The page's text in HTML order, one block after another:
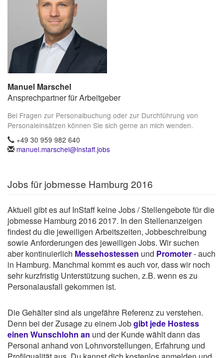
Manuel Marschel
Ansprechpartner für Arbeitgeber
Bei Fragen zur Personalbuchung oder zur Durchführung von
Personaleinsätzen können Sie sich gerne an mich wenden.
+49 30 959 982 640
manuel.marschel@instaff.jobs
Jobs für jobmesse Hamburg 2016
Aktuell gibt es auf InStaff keine Jobs / Stellengebote für die
jobmesse Hamburg 2016 2017. In den Stellenanzeigen
findest du die jeweiligen Arbeitszeiten, Jobbeschreibung
sowie Anforderungen des jeweiligen Jobs. Wir suchen
aber kontinuierlich Messehostessen und Promoter- auch
in Hamburg. Manchmal kommt es auch vor, dass wir noch
sehr kurzfristig Unterstützung suchen, z.B. wenn es zu
Personalausfall gekommen ist.
Die Gehälter sind als ungefähre Referenz zu verstehen.
Denn bei der Zusage zu einem Jobgibt jede Hostess
einen Wunschlohn an und der Kunde wählt dann das
Personal anhand von Lohnvorstellungen, Erfahrung und